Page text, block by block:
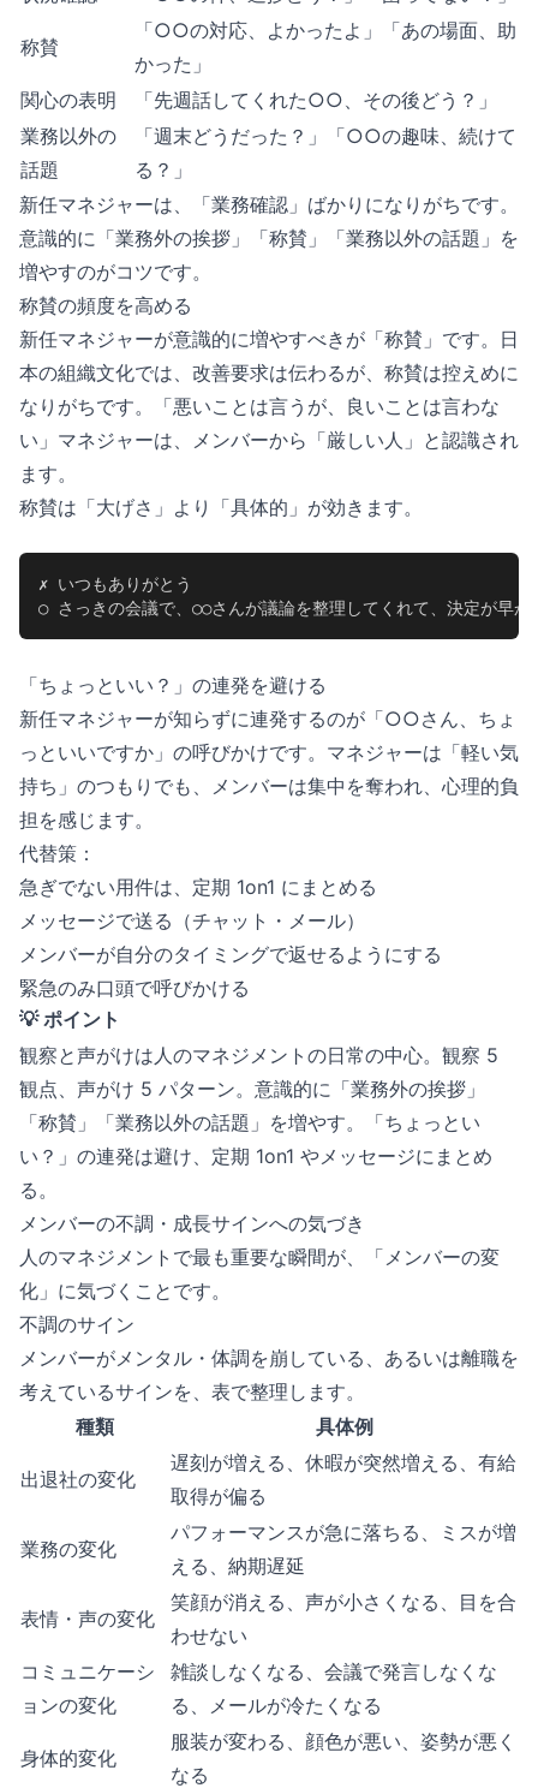
称賛
「○○の対応、よかったよ」「あの場面、助
かった」
関心の表明
「先週話してくれた○○、その後どう？」
業務以外の
話題
「週末どうだった？」「○○の趣味、続けて
る？」
新任マネジャーは、「業務確認」ばかりになりがちです。
意識的に「業務外の挨拶」「称賛」「業務以外の話題」を
増やすのがコツです。
称賛の頻度を高める
新任マネジャーが意識的に増やすべきが「称賛」です。日
本の組織文化では、改善要求は伝わるが、称賛は控えめに
なりがちです。「悪いことは言うが、良いことは言わな
い」マネジャーは、メンバーから「厳しい人」と認識され
ます。
称賛は「大げさ」より「具体的」が効きます。
✗ いつもありがとう
○ さっきの会議で、○○さんが議論を整理してくれて、決定が早か
「ちょっといい？」の連発を避ける
新任マネジャーが知らずに連発するのが「○○さん、ちょ
っといいですか」の呼びかけです。マネジャーは「軽い気
持ち」のつもりでも、メンバーは集中を奪われ、心理的負
担を感じます。
代替策：
急ぎでない用件は、定期 1on1 にまとめる
メッセージで送る（チャット・メール）
メンバーが自分のタイミングで返せるようにする
緊急のみ口頭で呼びかける
💡 ポイント
観察と声がけは人のマネジメントの日常の中心。観察 5
観点、声がけ 5 パターン。意識的に「業務外の挨拶」
「称賛」「業務以外の話題」を増やす。「ちょっとい
い？」の連発は避け、定期 1on1 やメッセージにまとめ
る。
メンバーの不調・成長サインへの気づき
人のマネジメントで最も重要な瞬間が、「メンバーの変
化」に気づくことです。
不調のサイン
メンバーがメンタル・体調を崩している、あるいは離職を
考えているサインを、表で整理します。
種類
具体例
出退社の変化
遅刻が増える、休暇が突然増える、有給
取得が偏る
業務の変化
パフォーマンスが急に落ちる、ミスが増
える、納期遅延
表情・声の変化
笑顔が消える、声が小さくなる、目を合
わせない
コミュニケーシ
ョンの変化
雑談しなくなる、会議で発言しなくな
る、メールが冷たくなる
身体的変化
服装が変わる、顔色が悪い、姿勢が悪く
なる